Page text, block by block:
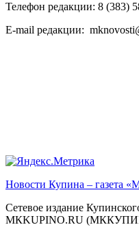
Телефон редакции: 8 (383)
E-mail редакции:
Новости Купина – газета
Сетевое издание
МКKUPINO.RU